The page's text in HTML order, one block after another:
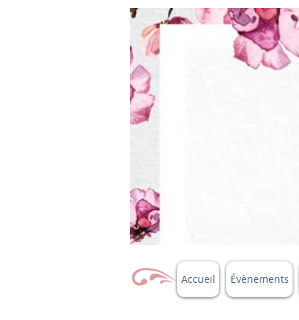
Accueil Évènements